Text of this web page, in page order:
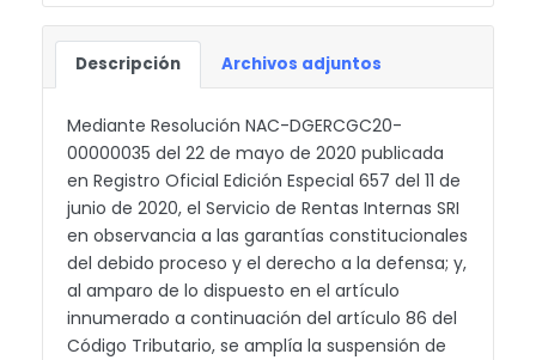
Descripción Archivos adjuntos
Mediante Resolución NAC-DGERCGC20-
00000035 del 22 de mayo de 2020 publicada
en Registro Oficial Edición Especial 657 del 11 de
junio de 2020, el Servicio de Rentas Internas SRI
en observancia a las garantías constitucionales
del debido proceso y el derecho a la defensa; y,
al amparo de lo dispuesto en el artículo
innumerado a continuación del artículo 86 del
Código Tributario, se amplía la suspensión de